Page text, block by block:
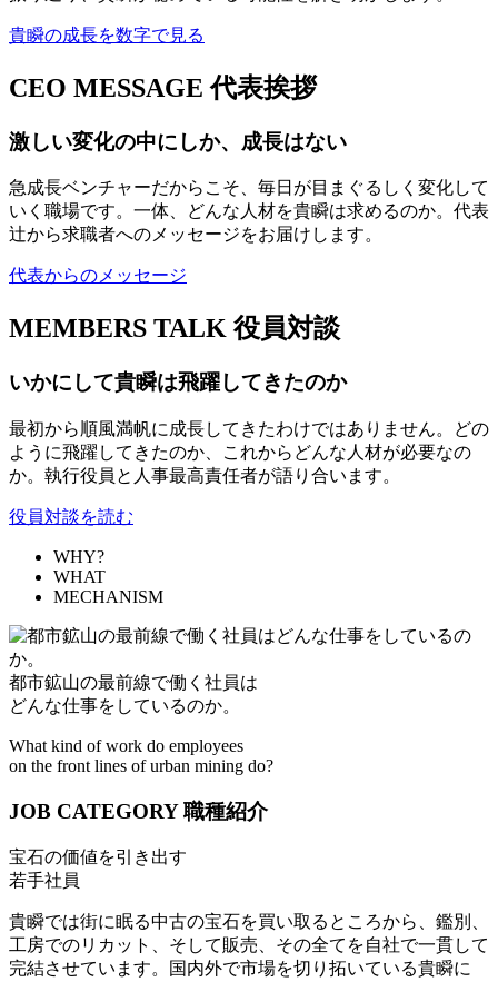
貴瞬の成長を数字で見る
CEO MESSAGE 代表挨拶
激しい変化の中にしか、成長はない
急成長ベンチャーだからこそ、毎日が目まぐるしく変化して
いく職場です。一体、どんな人材を貴瞬は求めるのか。代表
辻から求職者へのメッセージをお届けします。
代表からのメッセージ
MEMBERS TALK 役員対談
いかにして貴瞬は飛躍してきたのか
最初から順風満帆に成長してきたわけではありません。どの
ように飛躍してきたのか、これからどんな人材が必要なの
か。執行役員と人事最高責任者が語り合います。
役員対談を読む
WHY?
WHAT
MECHANISM
都市鉱山の最前線で働く社員は
どんな仕事をしているのか。
What kind of work do employees
on the front lines of urban mining do?
JOB CATEGORY 職種紹介
宝石の価値を引き出す
若手社員
貴瞬では街に眠る中古の宝石を買い取るところから、鑑別、
工房でのリカット、そして販売、その全てを自社で一貫して
完結させています。国内外で市場を切り拓いている貴瞬に